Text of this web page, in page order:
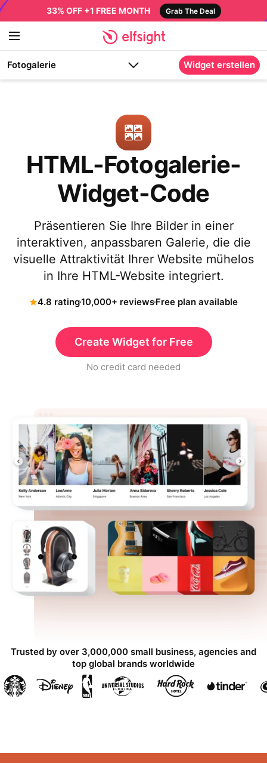
33% OFF +1 FREE MONTH Grab The Deal
Fotogalerie Widget erstellen
HTML-Fotogalerie-
Widget-Code
Präsentieren Sie Ihre Bilder in einer
interaktiven, anpassbaren Galerie, die die
visuelle Attraktivität Ihrer Website mühelos
in Ihre HTML-Website integriert.
4.8 rating10,000+ reviewsFree plan available
Create Widget for Free
No credit card needed
Trusted by over 3,000,000 small business, agencies and
top global brands worldwide